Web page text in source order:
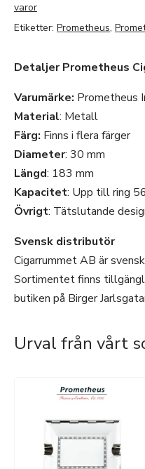
varor
Etiketter: Prometheus,
Detaljer Prometheus
Varumärke: Prometheus
Material: Metall
Färg: Finns i flera färger
Diameter: 30 mm
Längd: 183 mm
Kapacitet: Upp till ring
Övrigt: Tätslutande
Svensk distributör
Cigarrummet AB är
Sortimentet finns
butiken på Birger
Urval från vårt